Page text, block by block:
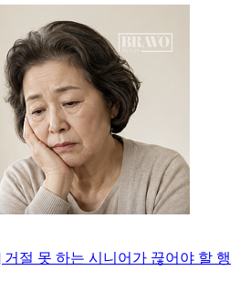
거절 못 하는 시니어가 끊어야 할 행